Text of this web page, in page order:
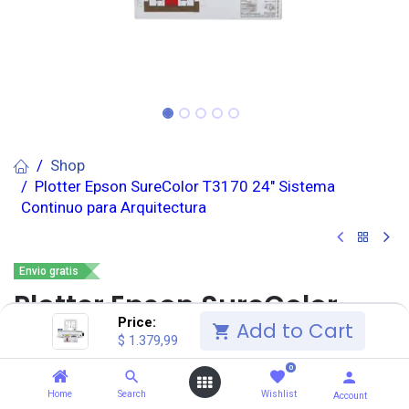
Price:
$ 1.379,99 Add to Cart
Home Search
0
Wishlist Account
Shop
Plotter Epson SureColor T3170 24" Sistema
Continuo para Arquitectura
Envio gratis
Plotter Epson SureColor
T3170 24" Sistema Continuo
para Arquitectura